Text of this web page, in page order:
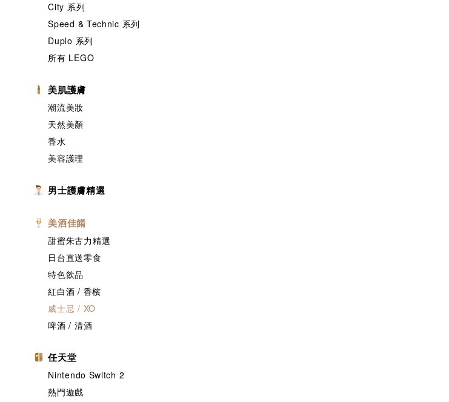
City 系列
Speed & Technic 系列
Duplo 系列
所有 LEGO
美肌護膚
潮流美妝
天然美顏
香水
美容護理
男士護膚精選
美酒佳餚
甜蜜朱古力精選
日台直送零食
特色飲品
紅白酒 / 香檳
威士忌 / XO
啤酒 / 清酒
任天堂
Nintendo Switch 2
熱門遊戲